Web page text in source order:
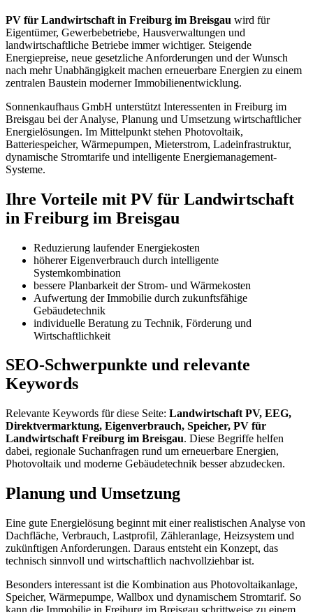
PV für Landwirtschaft in Freiburg im Breisgau wird für
Eigentümer, Gewerbebetriebe, Hausverwaltungen und
landwirtschaftliche Betriebe immer wichtiger. Steigende
Energiepreise, neue gesetzliche Anforderungen und der Wunsch
nach mehr Unabhängigkeit machen erneuerbare Energien zu einem
zentralen Baustein moderner Immobilienentwicklung.
Sonnenkaufhaus GmbH unterstützt Interessenten in Freiburg im
Breisgau bei der Analyse, Planung und Umsetzung wirtschaftlicher
Energielösungen. Im Mittelpunkt stehen Photovoltaik,
Batteriespeicher, Wärmepumpen, Mieterstrom, Ladeinfrastruktur,
dynamische Stromtarife und intelligente Energiemanagement-
Systeme.
Ihre Vorteile mit PV für Landwirtschaft
in Freiburg im Breisgau
Reduzierung laufender Energiekosten
höherer Eigenverbrauch durch intelligente
Systemkombination
bessere Planbarkeit der Strom- und Wärmekosten
Aufwertung der Immobilie durch zukunftsfähige
Gebäudetechnik
individuelle Beratung zu Technik, Förderung und
Wirtschaftlichkeit
SEO-Schwerpunkte und relevante
Keywords
Relevante Keywords für diese Seite: Landwirtschaft PV, EEG,
Direktvermarktung, Eigenverbrauch, Speicher, PV für
Landwirtschaft Freiburg im Breisgau. Diese Begriffe helfen
dabei, regionale Suchanfragen rund um erneuerbare Energien,
Photovoltaik und moderne Gebäudetechnik besser abzudecken.
Planung und Umsetzung
Eine gute Energielösung beginnt mit einer realistischen Analyse von
Dachfläche, Verbrauch, Lastprofil, Zähleranlage, Heizsystem und
zukünftigen Anforderungen. Daraus entsteht ein Konzept, das
technisch sinnvoll und wirtschaftlich nachvollziehbar ist.
Besonders interessant ist die Kombination aus Photovoltaikanlage,
Speicher, Wärmepumpe, Wallbox und dynamischem Stromtarif. So